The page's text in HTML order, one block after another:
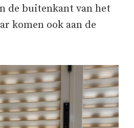
de buitenkant van het
komen ook aan de